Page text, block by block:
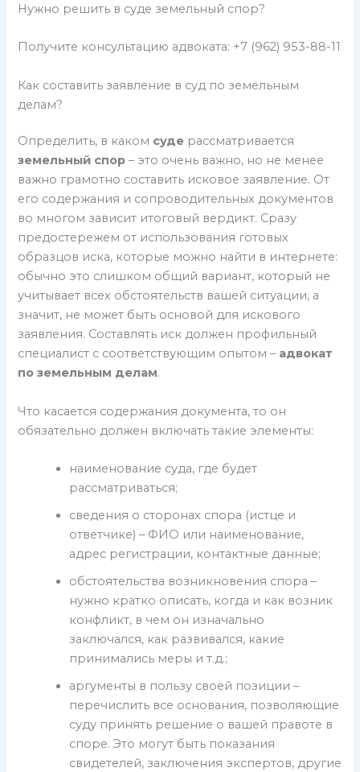
Нужно решить в суде земельный спор?
Получите консультацию адвоката: +7 (962) 953-88-11
Как составить заявление в суд по земельным
делам?
Определить, в каком суде рассматривается
земельный спор – это очень важно, но не менее
важно грамотно составить исковое заявление. От
его содержания и сопроводительных документов
во многом зависит итоговый вердикт. Сразу
предостережем от использования готовых
образцов иска, которые можно найти в интернете:
обычно это слишком общий вариант, который не
учитывает всех обстоятельств вашей ситуации, а
значит, не может быть основой для искового
заявления. Составлять иск должен профильный
специалист с соответствующим опытом – адвокат
по земельным делам.
Что касается содержания документа, то он
обязательно должен включать такие элементы:
наименование суда, где будет
рассматриваться;
сведения о сторонах спора (истце и
ответчике) – ФИО или наименование,
адрес регистрации, контактные данные;
обстоятельства возникновения спора –
нужно кратко описать, когда и как возник
конфликт, в чем он изначально
заключался, как развивался, какие
принимались меры и т.д.;
аргументы в пользу своей позиции –
перечислить все основания, позволяющие
суду принять решение о вашей правоте в
споре. Это могут быть показания
свидетелей, заключения экспертов, другие